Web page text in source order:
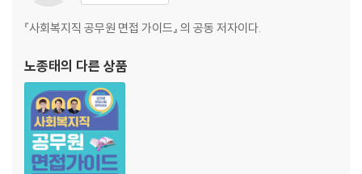
CHAPTER 05. 2021년 지역별 면접출제 질문
CHAPTER 06. 2022년 지역별 면접출제 질문
* 부록 ························································· 이동민
CHAPTER 01. 개별 질문(인성 등)
CHAPTER 02. 경험형 질문
CHAPTER 03. 상황형 질문
『사회복지직 공무원 면접 가이드』 의 공동 저자이다.
노종태의 다른 상품